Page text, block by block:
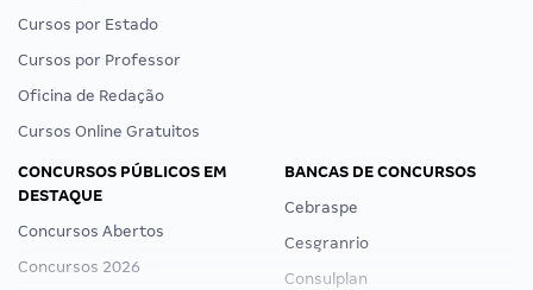
Cursos por Estado
Cursos por Professor
Oficina de Redação
Cursos Online Gratuitos
CONCURSOS PÚBLICOS EM
DESTAQUE
Concursos Abertos
Concursos 2026
BANCAS DE CONCURSOS
Cebraspe
Cesgranrio
Consulplan